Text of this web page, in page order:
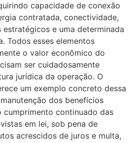
capacidade de conexão
contratada, conectividade,
e uma determinada
Todos esses elementos
o valor econômico do
ser cuidadosamente
jurídica da operação. O
um exemplo concreto dessa
dos benefícios
cumprimento continuado das
em lei, sob pena de
acrescidos de juros e multa,